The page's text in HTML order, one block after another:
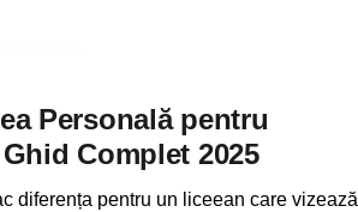
Personală pentru
Complet 2025
diferența pentru un liceean care vizează